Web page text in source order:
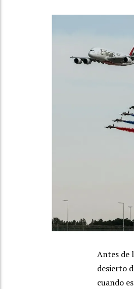
Antes de
desierto
cuando